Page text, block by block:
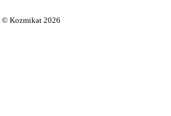
© Kozmikat 2026